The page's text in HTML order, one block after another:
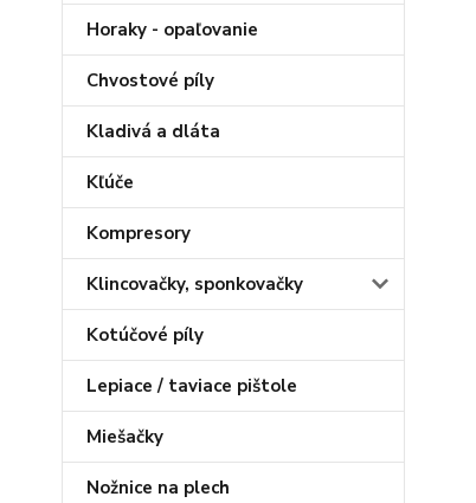
Horaky - opaľovanie
Chvostové píly
Kladivá a dláta
Kľúče
Kompresory
Klincovačky, sponkovačky
Kotúčové píly
Lepiace / taviace pištole
Miešačky
Nožnice na plech